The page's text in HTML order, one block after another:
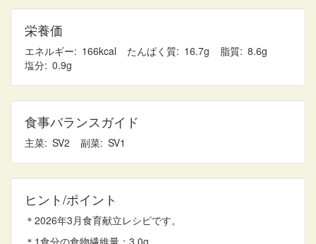
栄養価
エネルギー 166 たんぱく質 16.7 脂質 8.6
塩分 0.9
食事バランスガイド
主菜 2 副菜 1
ヒント/ポイント
＊2026年3月食育献立レシピです。
＊1食分の食物繊維量：3.0g